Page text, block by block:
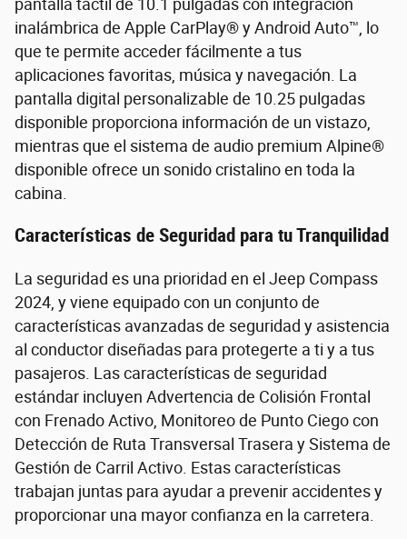
pantalla táctil de 10.1 pulgadas con integración
inalámbrica de Apple CarPlay® y Android Auto™, lo
que te permite acceder fácilmente a tus
aplicaciones favoritas, música y navegación. La
pantalla digital personalizable de 10.25 pulgadas
disponible proporciona información de un vistazo,
mientras que el sistema de audio premium Alpine®
disponible ofrece un sonido cristalino en toda la
cabina.
Características de Seguridad para tu Tranquilidad
La seguridad es una prioridad en el Jeep Compass
2024, y viene equipado con un conjunto de
características avanzadas de seguridad y asistencia
al conductor diseñadas para protegerte a ti y a tus
pasajeros. Las características de seguridad
estándar incluyen Advertencia de Colisión Frontal
con Frenado Activo, Monitoreo de Punto Ciego con
Detección de Ruta Transversal Trasera y Sistema de
Gestión de Carril Activo. Estas características
trabajan juntas para ayudar a prevenir accidentes y
proporcionar una mayor confianza en la carretera.